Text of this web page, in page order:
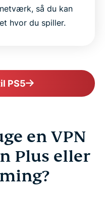
så du kan
hvor du spiller.
PS5
en VPN
Plus eller